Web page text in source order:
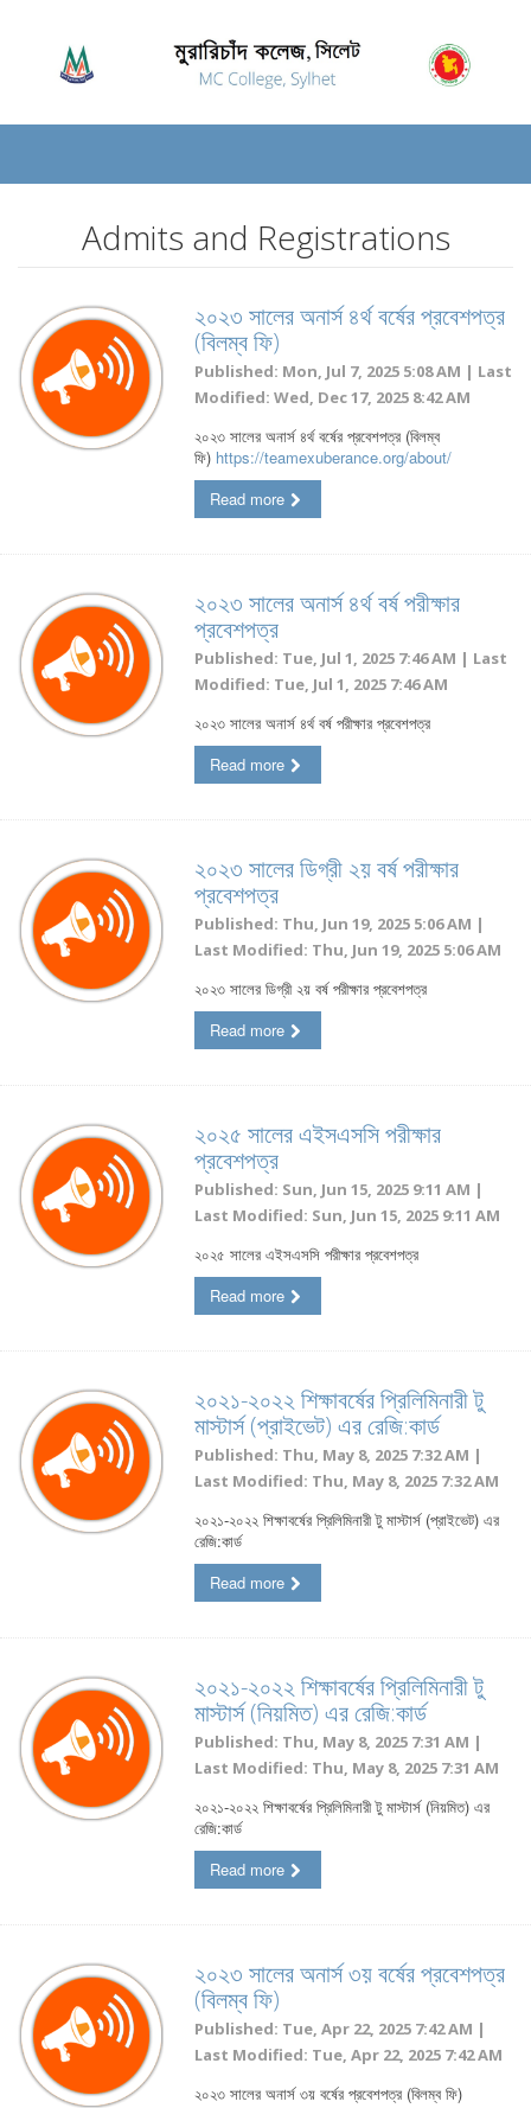
Admits and Registrations
২০২৩ সালের অনার্স ৪র্থ বর্ষের প্রবেশপত্র
(বিলম্ব ফি)
Published: Mon, Jul 7, 2025 5:08 AM | Last
Modified: Wed, Dec 17, 2025 8:42 AM
২০২৩ সালের অনার্স ৪র্থ বর্ষের প্রবেশপত্র (বিলম্ব
ফি) https://teamexuberance.org/about/
Read more
২০২৩ সালের অনার্স ৪র্থ বর্ষ পরীক্ষার
প্রবেশপত্র
Published: Tue, Jul 1, 2025 7:46 AM | Last
Modified: Tue, Jul 1, 2025 7:46 AM
২০২৩ সালের অনার্স ৪র্থ বর্ষ পরীক্ষার প্রবেশপত্র
Read more
২০২৩ সালের ডিগ্রী ২য় বর্ষ পরীক্ষার
প্রবেশপত্র
Published: Thu, Jun 19, 2025 5:06 AM |
Last Modified: Thu, Jun 19, 2025 5:06 AM
২০২৩ সালের ডিগ্রী ২য় বর্ষ পরীক্ষার প্রবেশপত্র
Read more
২০২৫ সালের এইসএসসি পরীক্ষার
প্রবেশপত্র
Published: Sun, Jun 15, 2025 9:11 AM |
Last Modified: Sun, Jun 15, 2025 9:11 AM
২০২৫ সালের এইসএসসি পরীক্ষার প্রবেশপত্র
Read more
২০২১-২০২২ ‍শিক্ষাবর্ষের প্রিলিমিনারী টু
মাস্টার্স (প্রাইভেট) এর রেজি:কার্ড
Published: Thu, May 8, 2025 7:32 AM |
Last Modified: Thu, May 8, 2025 7:32 AM
২০২১-২০২২ ‍শিক্ষাবর্ষের প্রিলিমিনারী টু মাস্টার্স (প্রাইভেট) এর
রেজি:কার্ড
Read more
২০২১-২০২২ ‍শিক্ষাবর্ষের প্রিলিমিনারী টু
মাস্টার্স (নিয়মিত) এর রেজি:কার্ড
Published: Thu, May 8, 2025 7:31 AM |
Last Modified: Thu, May 8, 2025 7:31 AM
২০২১-২০২২ ‍শিক্ষাবর্ষের প্রিলিমিনারী টু মাস্টার্স (নিয়মিত) এর
রেজি:কার্ড
Read more
২০২৩ সালের অনার্স ৩য় বর্ষের প্রবেশপত্র
(বিলম্ব ফি)
Published: Tue, Apr 22, 2025 7:42 AM |
Last Modified: Tue, Apr 22, 2025 7:42 AM
২০২৩ সালের অনার্স ৩য় বর্ষের প্রবেশপত্র (বিলম্ব ফি)